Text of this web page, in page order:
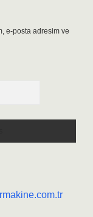
e-posta adresim ve